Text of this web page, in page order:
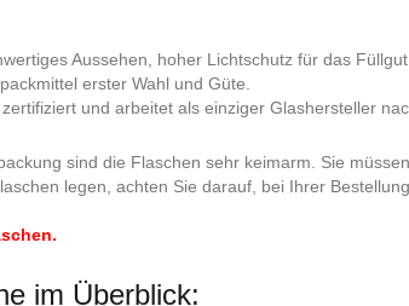
Aussehen, hoher Lichtschutz für das
erster Wahl und Güte.
und arbeitet als einziger Glashersteller
sind die Flaschen sehr keimarm. Sie
legen, achten Sie darauf, bei Ihrer
im Überblick: